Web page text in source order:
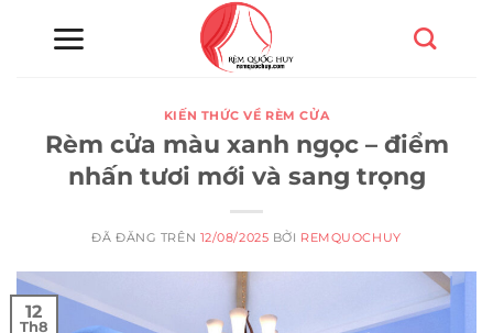
KIẾN THỨC VỀ RÈM CỬA
Rèm cửa màu xanh ngọc – điểm
nhấn tươi mới và sang trọng
ĐÃ ĐĂNG TRÊN 12/08/2025 BỞI REMQUOCHUY
12
Th8